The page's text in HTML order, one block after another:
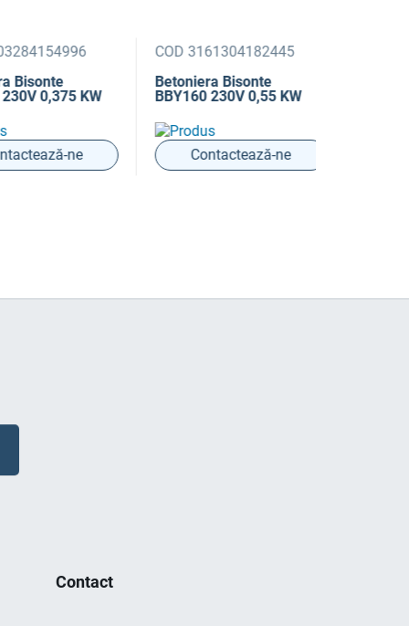
0,375 KW
ne
COD 3161304182445
Betoniera Bisonte
BBY160 230V 0,55 KW
Contactează-ne
Contact